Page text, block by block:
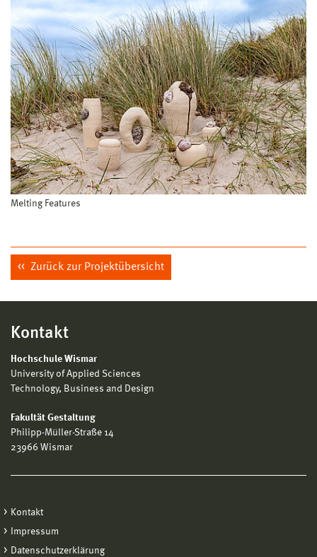
Melting Features
Zurück zur Projektübersicht
Kontakt
Hochschule Wismar
University of Applied Sciences
Technology, Business and Design
Fakultät Gestaltung
Philipp-Müller-Straße 14
23966 Wismar
Kontakt
Impressum
Datenschutzerklärung